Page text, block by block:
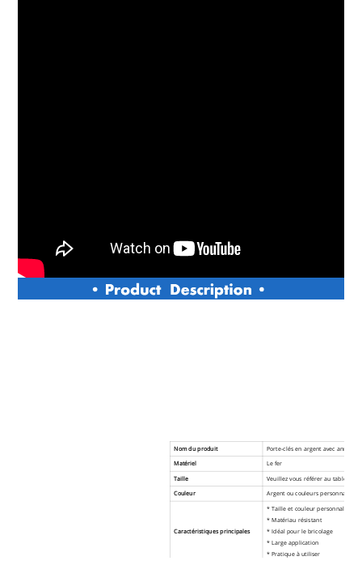
Nom du produit Porte-clés en argent avec anneau
Matériel Le fer
Taille
Veuillez vous référer au tableau
Couleur
Argent ou couleurs personnalisées
Caractéristiques principales
* Taille et couleur personnalisées
* Matériau résistant
* Idéal pour le bricolage
*Large application
* Pratique à utiliser